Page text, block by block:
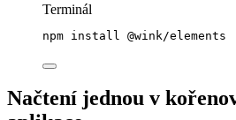
Terminál
npm install @wink/elements
Načtení jednou v